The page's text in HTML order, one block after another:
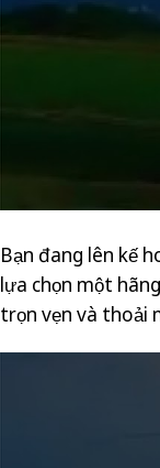
Bạn đang lên kế
lựa chọn một hãng
trọn vẹn và thoải